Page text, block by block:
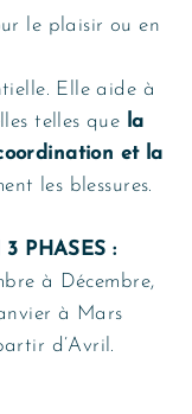
le plaisir ou en
Elle aide à
telles que la
et la
les blessures.
PHASES :
à Décembre,
à Mars
d’Avril.